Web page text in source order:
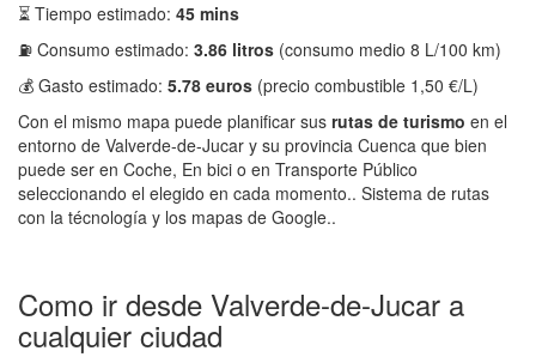
⏳ Tiempo estimado: 45 mins
⛽ Consumo estimado: 3.86 litros (consumo medio 8 L/100 km)
💰 Gasto estimado: 5.78 euros (precio combustible 1,50 €/L)
Con el mismo mapa puede planificar sus rutas de turismo en el
entorno de Valverde-de-Jucar y su provincia Cuenca que bien
puede ser en Coche, En bici o en Transporte Público
seleccionando el elegido en cada momento.. Sistema de rutas
con la técnología y los mapas de Google..
Como ir desde Valverde-de-Jucar a
cualquier ciudad